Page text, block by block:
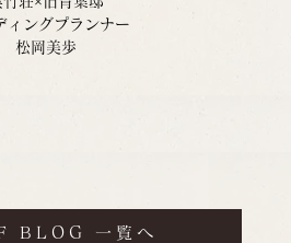
ィングプランナー
松岡美歩
BLOG 一覧へ